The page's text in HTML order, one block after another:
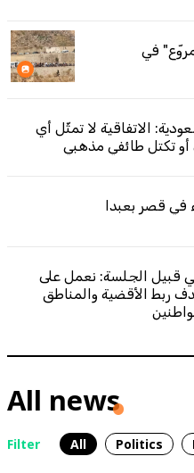
في
الاتفاقية لا تمثّل أي
تكتل طائفي مذهبي
في قصر بعبدا
قبيل الجلسة: نعمل على
ربط الأقضية والمناطق
All news
Filter All Politics